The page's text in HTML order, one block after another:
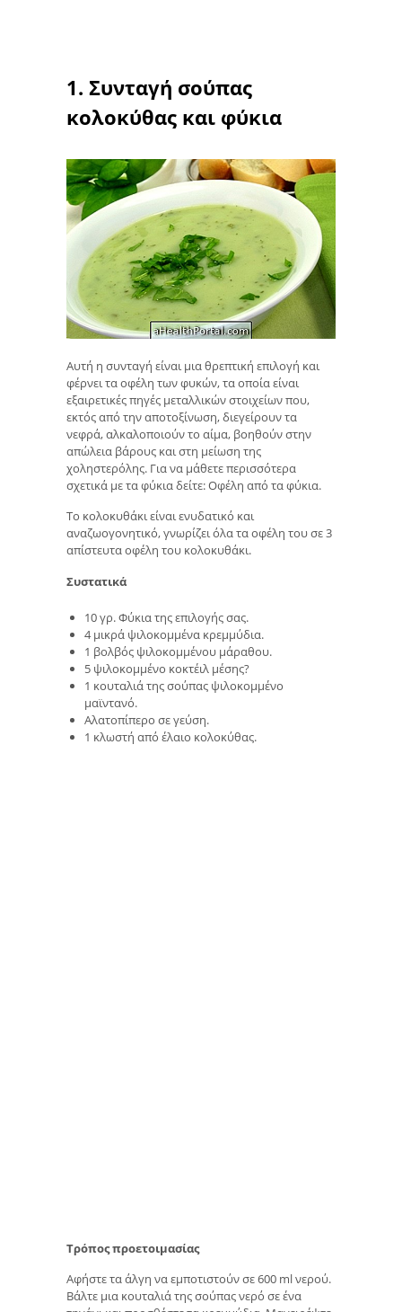
1. Συνταγή σούπας
κολοκύθας και φύκια
Αυτή η συνταγή είναι μια θρεπτική επιλογή και
φέρνει τα οφέλη των φυκών, τα οποία είναι
εξαιρετικές πηγές μεταλλικών στοιχείων που,
εκτός από την αποτοξίνωση, διεγείρουν τα
νεφρά, αλκαλοποιούν το αίμα, βοηθούν στην
απώλεια βάρους και στη μείωση της
χοληστερόλης. Για να μάθετε περισσότερα
σχετικά με τα φύκια δείτε: Οφέλη από τα φύκια.
Το κολοκυθάκι είναι ενυδατικό και
αναζωογονητικό, γνωρίζει όλα τα οφέλη του σε 3
απίστευτα οφέλη του κολοκυθάκι.
Συστατικά
10 γρ. Φύκια της επιλογής σας.
4 μικρά ψιλοκομμένα κρεμμύδια.
1 βολβός ψιλοκομμένου μάραθου.
5 ψιλοκομμένο κοκτέιλ μέσης?
1 κουταλιά της σούπας ψιλοκομμένο
μαϊντανό.
Αλατοπίπερο σε γεύση.
1 κλωστή από έλαιο κολοκύθας.
Τρόπος προετοιμασίας
Αφήστε τα άλγη να εμποτιστούν σε 600 ml νερού.
Βάλτε μια κουταλιά της σούπας νερό σε ένα